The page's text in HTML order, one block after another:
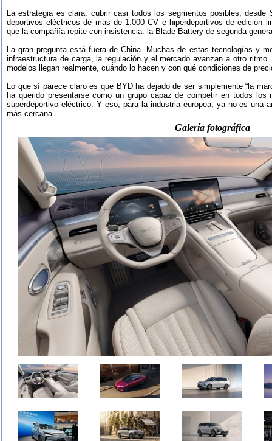
La estrategia es clara: cubrir casi todos los segmentos posibles, desde
deportivos eléctricos de más de 1.000 CV e hiperdeportivos de edición
que la compañía repite con insistencia: la Blade Battery de segunda
La gran pregunta está fuera de China. Muchas de estas tecnologías y
infraestructura de carga, la regulación y el mercado avanzan a otro
modelos llegan realmente, cuándo lo hacen y con qué condiciones de
Lo que sí parece claro es que BYD ha dejado de ser simplemente “la
ha querido presentarse como un grupo capaz de competir en todos
superdeportivo eléctrico. Y eso, para la industria europea, ya no es una
más cercana.
Galería fotográfica